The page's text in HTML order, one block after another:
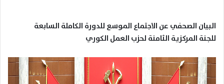
البيان الصحفي عن الاجتماع الموسع للدورة الكاملة السابعة
للجنة المركزية الثامنة لحزب العمل الكوري